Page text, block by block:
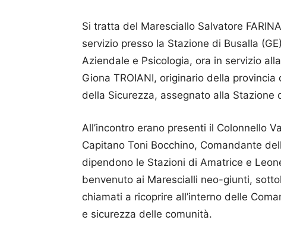
Si tratta del Maresciallo Salvatore
servizio presso la Stazione di Busalla
Aziendale e Psicologia, ora in servizio
Giona TROIANI, originario della
della Sicurezza, assegnato alla Stazione
All’incontro erano presenti il Colonnello
Capitano Toni Bocchino, Comandante
dipendono le Stazioni di Amatrice e
benvenuto ai Marescialli neo-giunti,
chiamati a ricoprire all’interno delle
e sicurezza delle comunità.